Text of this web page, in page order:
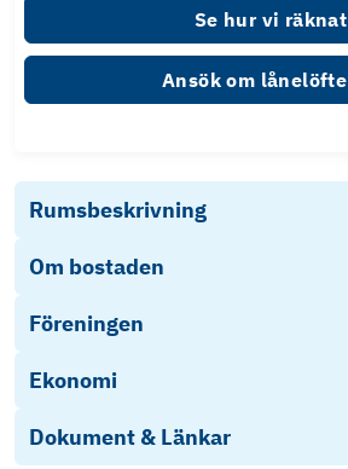
Se hur vi räknat
Ansök om lånelöfte
Rumsbeskrivning
Om bostaden
Föreningen
Ekonomi
Dokument & Länkar